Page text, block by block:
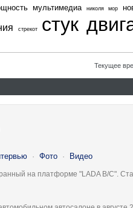
мультимедиа николя мор
стрекот стук
Текущее
· Фото · Видео
на платформе "LADA B/C".